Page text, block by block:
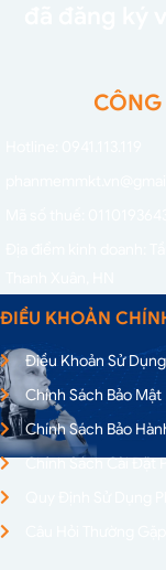
ĐIỀU KHOẢN
Điều Khoản Sử Dụng
Chính Sách Bảo Mật
Chính Sách Bảo
Chính Sách Cài Đặt